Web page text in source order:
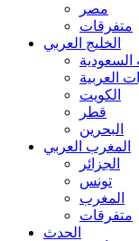
مصر
متفرقات
الخليج العربي
السعودية
العربية
الكويت
قطر
البحرين
المغرب العربي
الجزائر
تونس
المغرب
متفرقات
الحدث